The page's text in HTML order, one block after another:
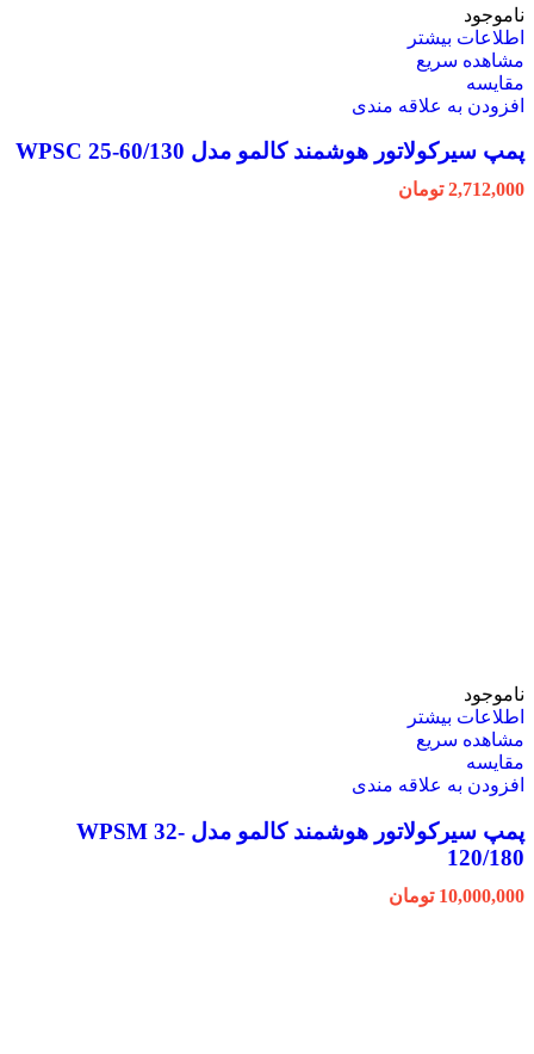
ناموجود
اطلاعات بیشتر
مشاهده سریع
مقایسه
افزودن به علاقه مندی
پمپ سیرکولاتور هوشمند کالمو مدل WPSC 25-60/130
2,712,000 تومان
ناموجود
اطلاعات بیشتر
مشاهده سریع
مقایسه
افزودن به علاقه مندی
پمپ سیرکولاتور هوشمند کالمو مدل WPSM 32-
120/180
10,000,000 تومان